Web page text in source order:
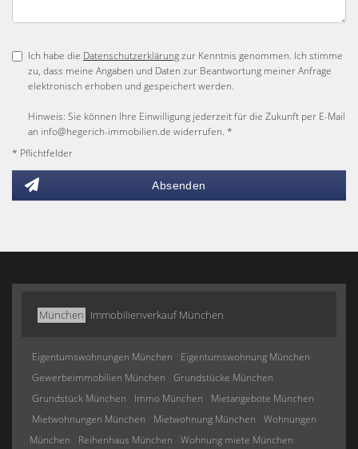
Ich habe die Datenschutzerklärungzur Kenntnis genommen. Ich stimme
zu, dass meine Angaben und Daten zur Beantwortung meiner Anfrage
elektronisch erhoben und gespeichert werden.
Hinweis: Sie können Ihre Einwilligung jederzeit für die Zukunft per E-Mail
an info@hegerich-immobilien.de widerrufen. *
* Pflichtfelder
Absenden
München Immobilienverkauf München
Eigentumswohnungen München
Eigentumswohnung München
Gewerbeimmobilien München
Grundstücke München
Grundstück München
Immo München
Mietangebote München
Mietwohnungen München
Mietwohnung München
Wohnungen
München
Reihenhaus München
Wohnung miete München